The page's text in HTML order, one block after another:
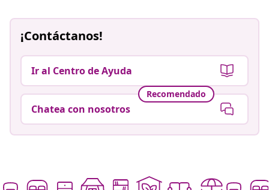
¡Contáctanos!
Ir al Centro de Ayuda
Recomendado
Chatea con nosotros